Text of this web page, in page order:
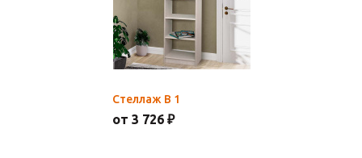
Стеллаж В 1
от 3 726 ₽